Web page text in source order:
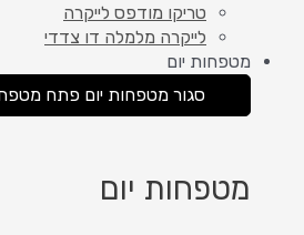
טריקו מודפס לייקרה
לייקרה מלמלה דו צדדי
מטפחות יום
סגור מטפחות יום פתח מטפחות יום
מטפחות יום